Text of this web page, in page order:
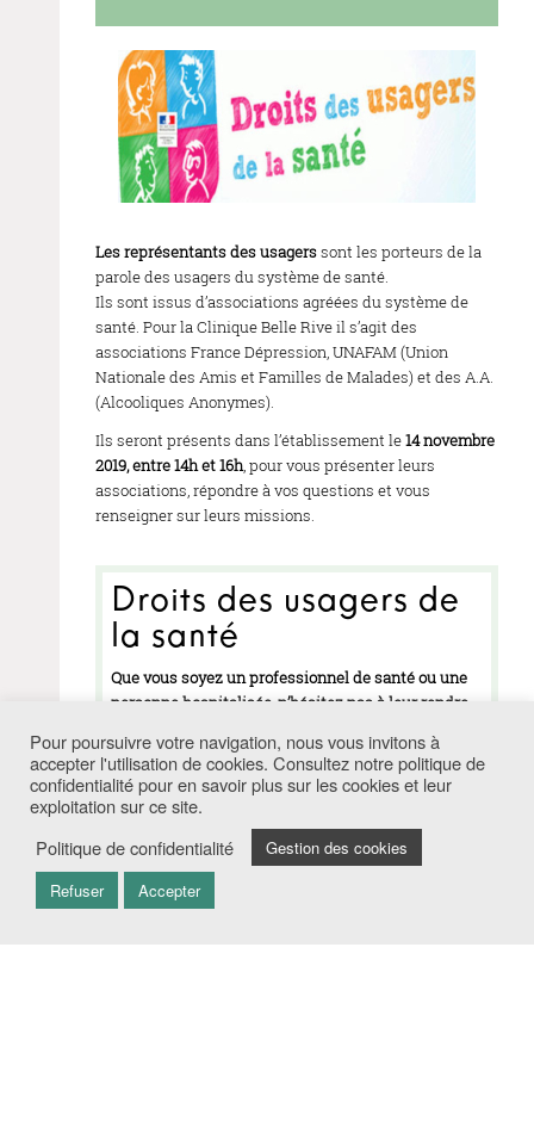
SUIVRE
Les représentants des usagerssont les porteurs de la
parole des usagers du système de santé.
Ils sont issus d’associations agréées du système de
santé. Pour la Clinique Belle Rive il s’agit des
associations France Dépression, UNAFAM (Union
Nationale des Amis et Familles de Malades) et des A.A.
(Alcooliques Anonymes).
Ils seront présents dans l’établissement le14 novembre
2019, entre 14h et 16h, pour vous présenter leurs
associations, répondre à vos questions et vous
renseigner sur leurs missions.
Droits des usagers de
la santé
Que vous soyez un professionnel de santé ou une
personne hospitalisée, n’hésitez pas à leur rendre
Pour poursuivre votre navigation, nous vous invitons à
accepter l'utilisation de cookies. Consultez notre politique de
confidentialité pour en savoir plus sur les cookies et leur
exploitation sur ce site.
Politique de confidentialité
Gestion des cookies
Refuser
Accepter